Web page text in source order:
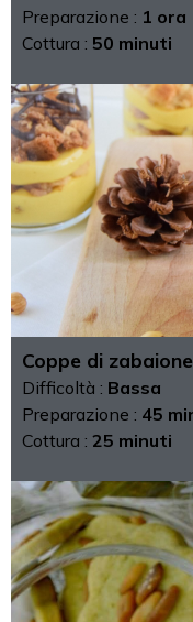
Preparazione : 1 ora
Cottura : 50 minuti
Coppe di
Difficoltà : Bassa
Preparazione : 45
Cottura : 25 minuti